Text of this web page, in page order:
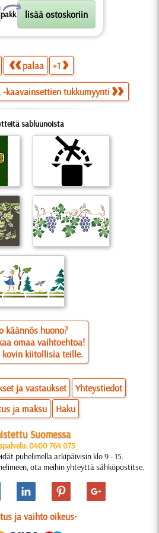
pakk.
X
palaa +1
kaavainsettien tukkumyynti
sabluunoista
käännös huono?
omaa vaihtoehtoa!
kovin kiitollisia teille.
ja vastaukset
Yhteystiedot
ja maksu
Haku
Suomessa
0400 764 075
puhelimella arkipäivisin klo 9 - 15.
ota meihin yhteyttä sähköpostitse.
ja vaihto oikeus•